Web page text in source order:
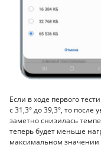
Если в ходе первого
с 31,3° до 39,3°, то
заметно снизилась
теперь будет меньше
максимальном значении